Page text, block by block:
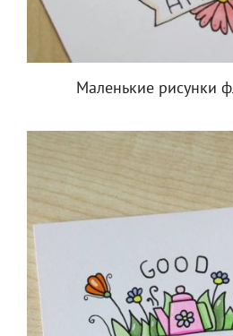
Маленькие рисунки